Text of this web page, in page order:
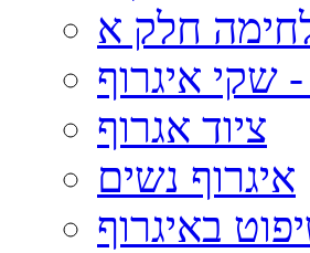
- שקי איגרוף
ציוד אגרוף
איגרוף נשים
באיגרוף